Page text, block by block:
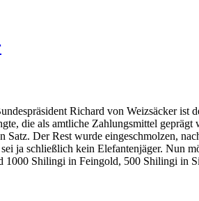
Richard von Weizsäcker ist
die als amtliche Zahlungsmittel
Der Rest wurde eingeschmolzen,
ja schließlich kein Elefantenjäger.
1000 Shilingi in Feingold, 500 Shilingi